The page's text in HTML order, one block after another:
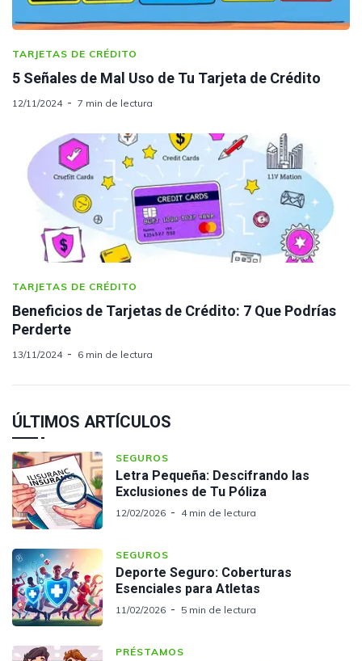
TARJETAS DE CRÉDITO
5 Señales de Mal Uso de Tu Tarjeta de Crédito
12/11/2024 7 min de lectura
TARJETAS DE CRÉDITO
Beneficios de Tarjetas de Crédito: 7 Que Podrías
Perderte
13/11/2024 6 min de lectura
ÚLTIMOS ARTÍCULOS
SEGUROS
Letra Pequeña: Descifrando las
Exclusiones de Tu Póliza
12/02/2026 4 min de lectura
SEGUROS
Deporte Seguro: Coberturas
Esenciales para Atletas
11/02/2026 5 min de lectura
PRÉSTAMOS